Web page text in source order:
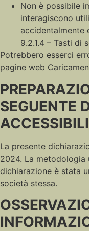
Non è possibile
interagiscono
accidentalmente
9.2.1.4 – Tasti di
Potrebbero esserci
pagine web
SEGUENTE
La presente
2024. La
dichiarazione è stata
società stessa.